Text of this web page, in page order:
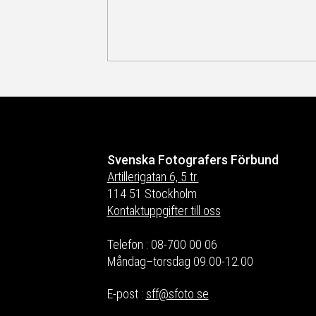
Svenska Fotografers Förbund
Artillerigatan 6, 5 tr.
114 51 Stockholm
Kontaktuppgifter till oss
Telefon : 08-700 00 06
Måndag–torsdag 09.00-12.00
E-post : sff@sfoto.se